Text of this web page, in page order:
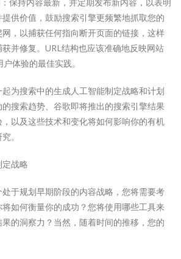
供价值，鼓励搜索引擎更频繁地抓取您的
，以捕获任何指向断开页面的链接，这样
并修复。URL结构也应该准确地反映网站
体验的最佳实践。
为搜索中的生成人工智能制定战略和计划
搜索趋势、谷歌即将推出的搜索引擎结果
以及这些技术和变化将如何影响你的有机
。
战略
于规划早期阶段的内容战略，您将需要考
如何衡量你的成功？您将使用哪些工具来
的洞察力？当然，随着时间的推移，您的